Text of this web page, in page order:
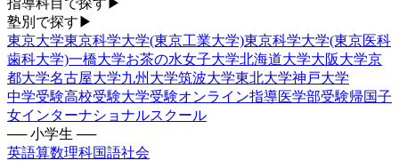
指導科目で探す ▶
塾別で探す ▶
東京大学東京科学大学(東京工業大学)東京科学大学(東京医科
歯科大学)一橋大学お茶の水女子大学北海道大学大阪大学京
都大学名古屋大学九州大学筑波大学東北大学神戸大学
中学受験高校受験大学受験オンライン指導医学部受験帰国子
女インターナショナルスクール
── 小学生 ──
英語算数理科国語社会